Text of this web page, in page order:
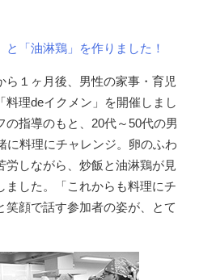
「油淋鶏」を作りました！
ら１ヶ月後、男性の家事・育児
理deイクメン」を開催しまし
指導のもと、20代～50代の男
に料理にチャレンジ。卵のふわ
労しながら、炒飯と油淋鶏が見
ました。「これからも料理にチ
笑顔で話す参加者の姿が、とて